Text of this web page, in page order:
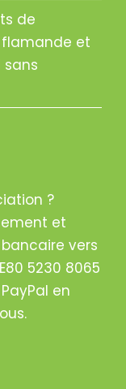
de
flamande et
?
et
vers
5230 8065
en